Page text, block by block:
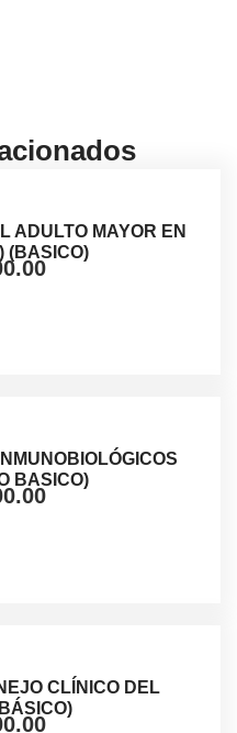
ADULTO MAYOR EN
(BASICO)
BASICO)
CLÍNICO DEL